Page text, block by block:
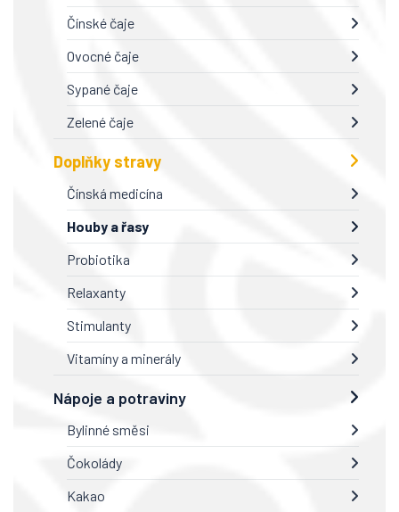
Čínské čaje
Ovocné čaje
Sypané čaje
Zelené čaje
Doplňky stravy
Čínská medicína
Houby a řasy
Probiotika
Relaxanty
Stimulanty
Vitamíny a minerály
Nápoje a potraviny
Bylinné směsi
Čokolády
Kakao